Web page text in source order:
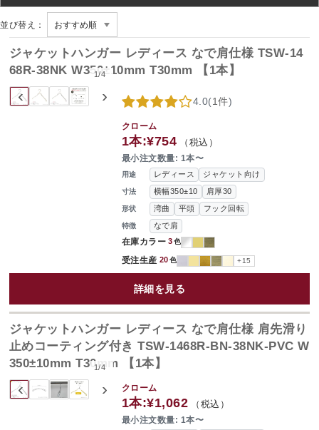
並び替え：
‹ ›
1/4
ジャケットハンガー レディース なで肩仕様 TSW-14
68R-38NK W350±10mm T30mm 【1本】
用途 レディース ジャケット向け
寸法 横幅350±10 肩厚30
形状 湾曲 平頭 フック回転
特徴 なで肩
在庫カラー 3色
受注生産 20色 +15
4.0(1件)
クローム
1本:¥754 （税込）
最小注文数量: 1本〜
詳細を見る
‹ ›
1/4
ジャケットハンガー レディース なで肩仕様 肩先滑り
止めコーティング付き TSW-1468R-BN-38NK-PVC W
350±10mm T30mm 【1本】
クローム
1本:¥1,062 （税込）
最小注文数量: 1本〜